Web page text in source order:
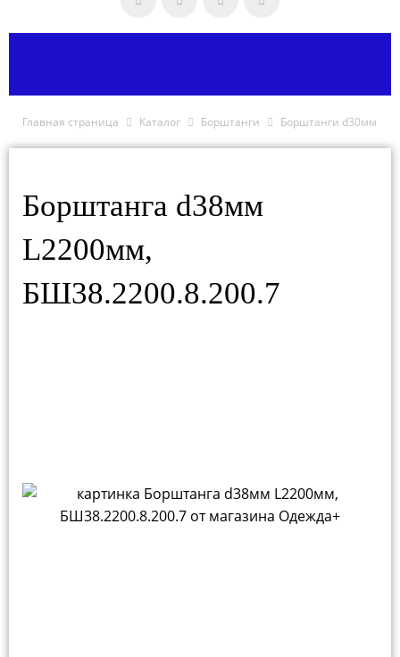
Главная страница Каталог Борштанги Борштанги d30мм
Борштанга d38мм
L2200мм,
БШ38.2200.8.200.7